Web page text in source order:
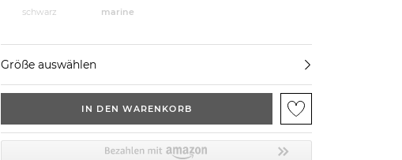
schwarz marine
Größe auswählen
IN DEN WARENKORB